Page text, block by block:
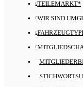
TEILEMARKT*
WIR SIND